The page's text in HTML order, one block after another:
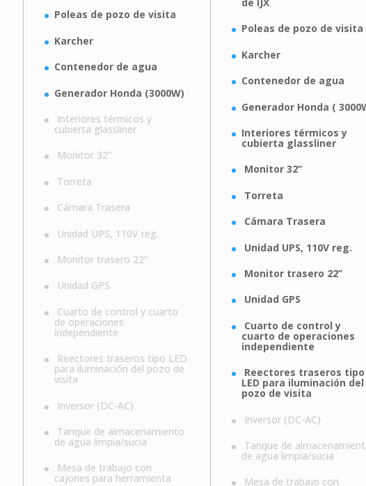
Poleas de pozo de visita
Karcher
Contenedor de agua
Generador Honda (3000W)
Interiores térmicos y
cubierta glassliner
Monitor 32’’
Torreta
Cámara Trasera
Unidad UPS, 110V reg.
Monitor trasero 22’’
Unidad GPS
Cuarto de control y cuarto
de operaciones
independiente
Reectores traseros tipo LED
para iluminación del pozo de
visita
Inversor (DC-AC)
Tanque de almacenamiento
de agua limpia/sucia
Mesa de trabajo con
cajones para herramienta
Poleas de pozo de visita
Karcher
Contenedor de agua
Generador Honda (
Interiores térmicos y
cubierta glassliner
Monitor 32’’
Torreta
Cámara Trasera
Unidad UPS, 110V reg.
Monitor trasero 22’’
Unidad GPS
Cuarto de control y
cuarto de operaciones
independiente
Reectores traseros tipo
LED para iluminación del
pozo de visita
Inversor (DC-AC)
Tanque de
de agua limpia/sucia
Mesa de trabajo con